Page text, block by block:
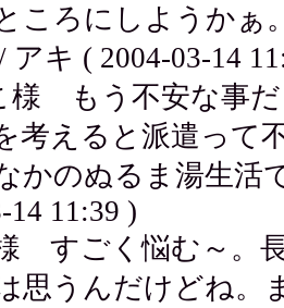
ころにしようかぁ
アキ ( 2004-03-14
様 もう不安な事だ
考えると派遣って
かのぬるま湯生活
14 11:39 )
すごく悩む～。
思うんだけどね。